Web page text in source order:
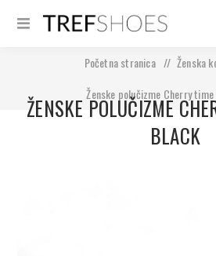
Početna stranica / Ženska
Ženske polučizme Cherry
ŽENSKE POLUČIZME
BLACK